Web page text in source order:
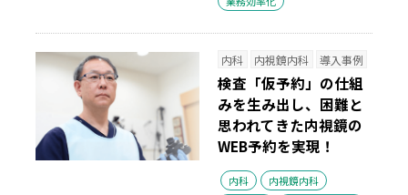
内科 内視鏡内科 導入事例
検査「仮予約」の仕組
みを生み出し、困難と
思われてきた内視鏡の
WEB予約を実現！
内科
内視鏡内科